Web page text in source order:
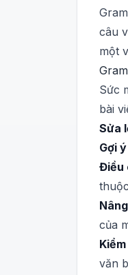
câu
một
Sức
bài
Sửa
Gợi
Điều
của
văn